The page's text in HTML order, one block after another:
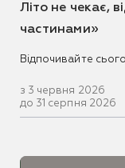
Літо не чекає,
частинами»
Відпочивайте
з 3 червня 2026
до 31 серпня 2026